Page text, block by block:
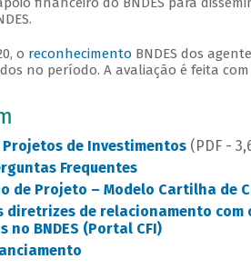
o reconhecimento BNDES dos
no período. A avaliação é feita
de Investimentos(PDF -
Frequentes
de Projeto – Modelo Cartilha de
diretrizes de relacionamento com
no BNDES (Portal CFI)